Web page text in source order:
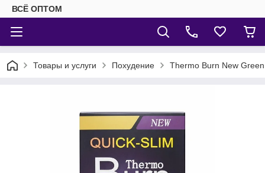
ВСЁ ОПТОМ
Товары и услуги Похудение Thermo Burn New